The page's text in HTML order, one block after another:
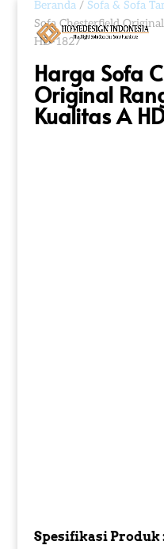
Beranda/ Sofa & Sofa
Sofa Chesterfield
HD-1827
Harga Sofa
Original
Kualitas A
Spesifikasi Produk